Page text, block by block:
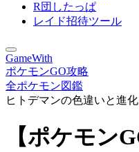
R団したっぱ
レイド招待ツール
GameWith
ポケモンGO攻略
全ポケモン図鑑
ヒトデマンの色違いと進
【ポケモン